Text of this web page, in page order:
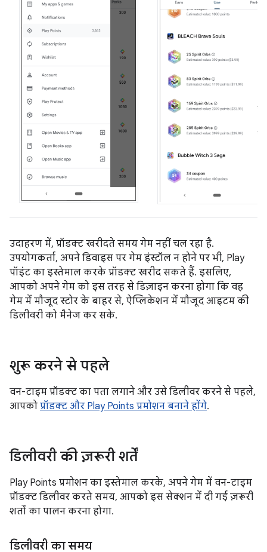
उदाहरण में, प्रॉडक्ट खरीदते समय गेम नहीं चल रहा है.
उपयोगकर्ता, अपने डिवाइस पर गेम इंस्टॉल न होने पर भी, Play
पॉइंट का इस्तेमाल करके प्रॉडक्ट खरीद सकते हैं. इसलिए,
आपको अपने गेम को इस तरह से डिज़ाइन करना होगा कि वह
गेम में मौजूद स्टोर के बाहर से, ऐप्लिकेशन में मौजूद आइटम की
डिलीवरी को मैनेज कर सके.
शुरू करने से पहले
वन-टाइम प्रॉडक्ट का पता लगाने और उसे डिलीवर करने से पहले,
आपको प्रॉडक्ट और Play Points प्रमोशन बनाने होंगे.
डिलीवरी की ज़रूरी शर्तें
Play Points प्रमोशन का इस्तेमाल करके, अपने गेम में वन-टाइम
प्रॉडक्ट डिलीवर करते समय, आपको इस सेक्शन में दी गई ज़रूरी
शर्तों का पालन करना होगा.
डिलीवरी का समय